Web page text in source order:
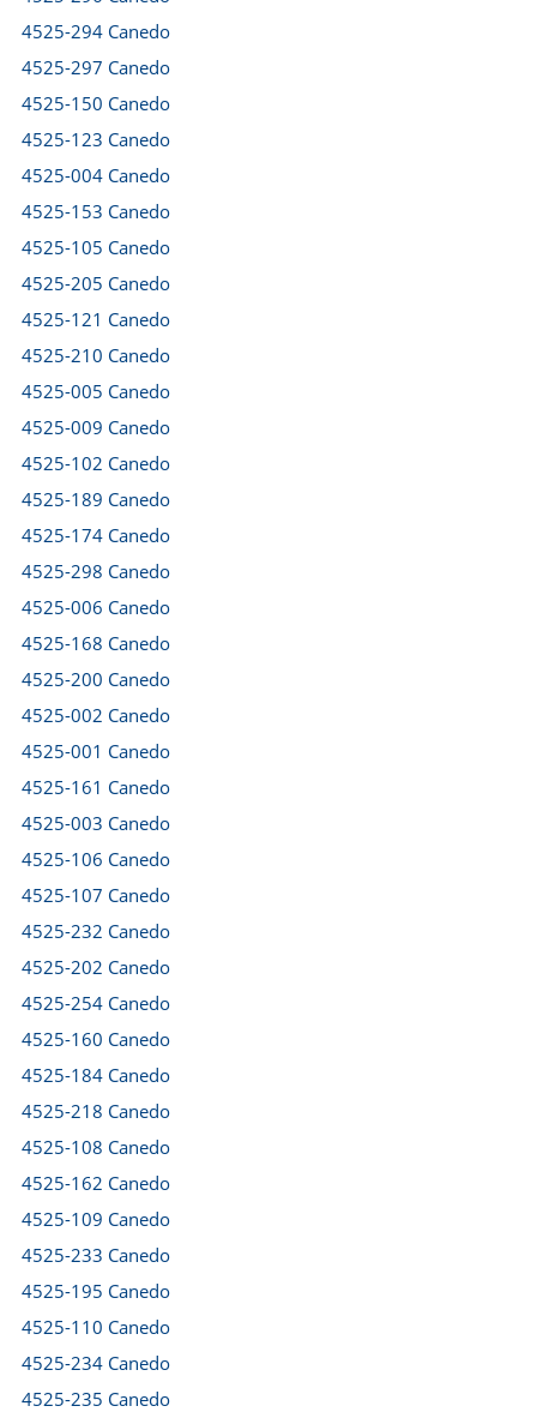
4525-294 Canedo
4525-297 Canedo
4525-150 Canedo
4525-123 Canedo
4525-004 Canedo
4525-153 Canedo
4525-105 Canedo
4525-205 Canedo
4525-121 Canedo
4525-210 Canedo
4525-005 Canedo
4525-009 Canedo
4525-102 Canedo
4525-189 Canedo
4525-174 Canedo
4525-298 Canedo
4525-006 Canedo
4525-168 Canedo
4525-200 Canedo
4525-002 Canedo
4525-001 Canedo
4525-161 Canedo
4525-003 Canedo
4525-106 Canedo
4525-107 Canedo
4525-232 Canedo
4525-202 Canedo
4525-254 Canedo
4525-160 Canedo
4525-184 Canedo
4525-218 Canedo
4525-108 Canedo
4525-162 Canedo
4525-109 Canedo
4525-233 Canedo
4525-195 Canedo
4525-110 Canedo
4525-234 Canedo
4525-235 Canedo